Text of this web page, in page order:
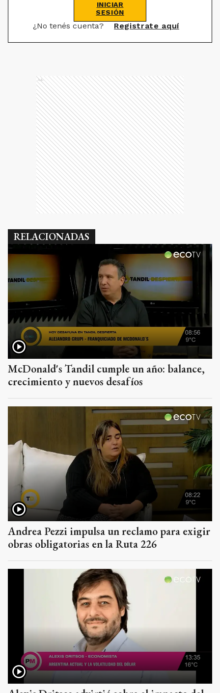
INICIAR
SESIÓN
¿No tenés cuenta? Registrate aquí
Ads
RELACIONADAS
McDonald's Tandil cumple un año: balance,
crecimiento y nuevos desafíos
Andrea Pezzi impulsa un reclamo para exigir
obras obligatorias en la Ruta 226